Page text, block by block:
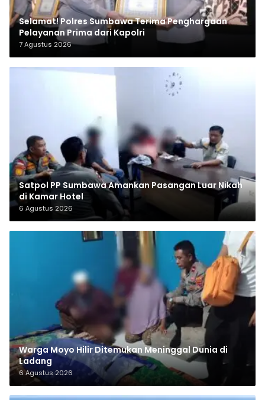
Selamat! Polres Sumbawa Terima Penghargaan
Pelayanan Prima dari Kapolri
7 Agustus 2026
Satpol PP Sumbawa Amankan Pasangan Luar Nikah
di Kamar Hotel
6 Agustus 2026
Warga Moyo Hilir Ditemukan Meninggal Dunia di
Ladang
6 Agustus 2026